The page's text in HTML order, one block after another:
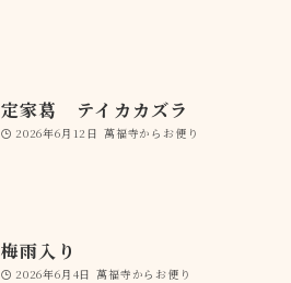
定家葛 テイカカズラ
2026年6月12日 萬福寺からお便り
梅雨入り
2026年6月4日 萬福寺からお便り